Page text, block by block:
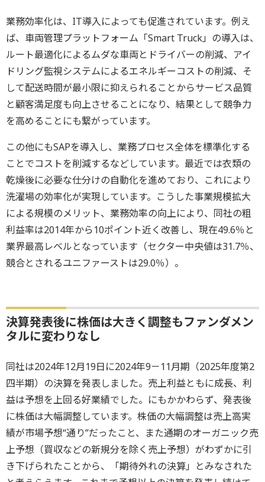
業務効率化は、IT導入によっても促進されています。例え
ば、車両管理プラットフォーム「Smart Truck」の導入は、
ルート最適化によるムダな車両とドライバーの削減、アイ
ドリング監視システムによるエネルギーコストの削減、そ
して配送時間が最小限に抑えられることからサービス品質
と顧客満足度も向上させることになり、結果として競争力
を高めることにも繋がっています。
この他にもSAPを導入し、業務プロセス全体を標準化する
ことでコストを削減するなどしています。最近では衣類の
乾燥後に必要な仕分けの自動化を進めており、これにより
洗濯場の効率化が実現しています。こうした事業規模拡大
による規模のメリット、業務効率の向上により、同社の粗
利益率は2014年から10ポイント近く改善し、現在49.6％と
業界最高レベルとなっています（セクター中央値は31.7％、
競合とされるユニファーストは29.0％）。
決算発表後に株価は大きく調整もファンダメン
タルに変わりなし
同社は2024年12月19日に2024年9－11月期（2025年度第2
四半期）の決算を発表しました。売上利益ともに成長、利
益は予想を上回る好業績でした。にもかかわらず、発表後
に株価は大幅調整しています。株価の大幅調整は売上高実
績が市場予想“通り”だったこと、また通期のオーガニック売
上予想（買収などの新規分を除く売上予想）がわずかに引
き下げられたことから、「期待外れの決算」とみなされた